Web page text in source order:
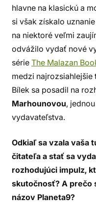
hlavne na klasickú a
si však získalo
na niektoré veľmi
odvážilo vydať nové
série The Malazan
medzi najrozsiahlejšie
Bílek sa posadil na
Marhounovou,
vydavateľstva.
Odkiaľ sa vzala vaša
čitateľa a stať sa
rozhodujúci impulz,
skutočnosť? A
názov Planeta9?